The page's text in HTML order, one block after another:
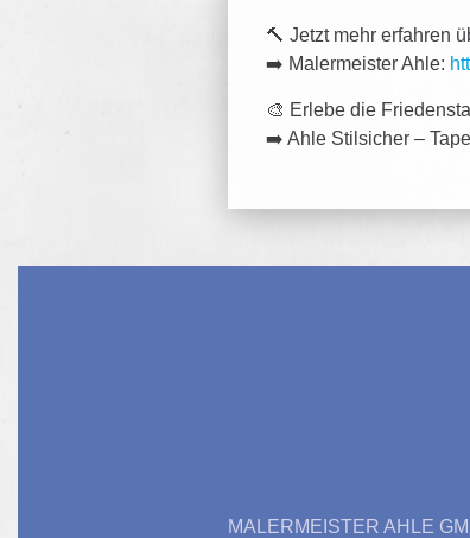
🔨 Jetzt mehr erfahren
➡️ Malermeister Ahle:
🎨 Erlebe die
➡️ Ahle Stilsicher –
MALERMEISTER AHLE